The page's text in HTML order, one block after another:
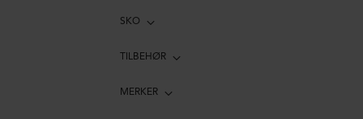
SKO
TILBEHØR
MERKER